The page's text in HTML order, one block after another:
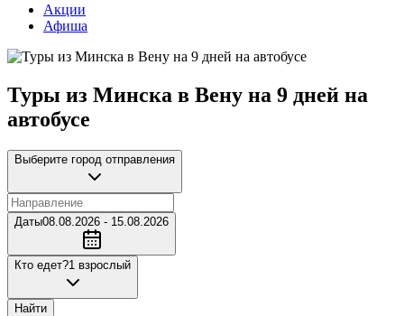
Акции
Афиша
Туры из Минска в Вену на 9 дней на
автобусе
Выберите город отправления
Даты08.08.2026 - 15.08.2026
Кто едет?1 взрослый
Найти